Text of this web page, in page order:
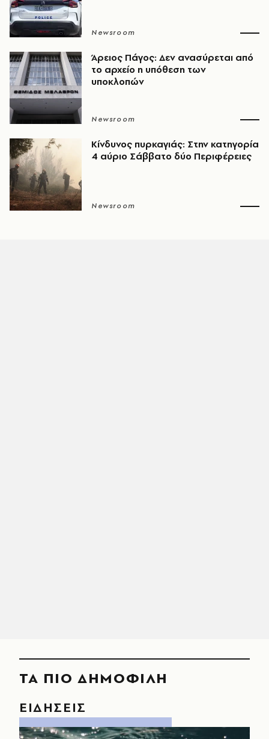
Newsroom
Άρειος Πάγος: Δεν ανασύρεται από
το αρχείο η υπόθεση των
υποκλοπών
Newsroom
Κίνδυνος πυρκαγιάς: Στην κατηγορία
4 αύριο Σάββατο δύο Περιφέρειες
Newsroom
ΤΑ ΠΙΟ ΔΗΜΟΦΙΛΗ
ΕΙΔΗΣΕΙΣ